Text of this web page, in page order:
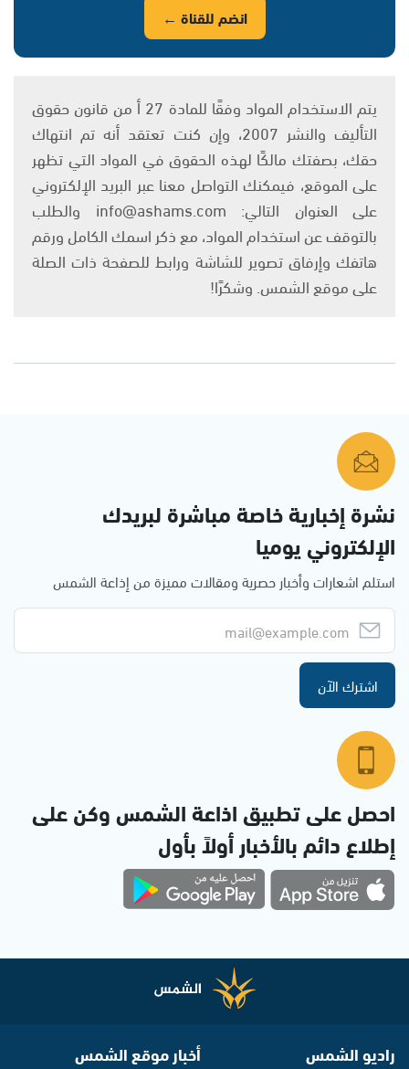
انضم للقناة ←
يتم الاستخدام المواد وفقًا للمادة 27 أ من قانون حقوق
التأليف والنشر 2007، وإن كنت تعتقد أنه تم انتهاك
حقك، بصفتك مالكًا لهذه الحقوق في المواد التي تظهر
على الموقع، فيمكنك التواصل معنا عبر البريد الإلكتروني
على العنوان التالي: info@ashams.com والطلب
بالتوقف عن استخدام المواد، مع ذكر اسمك الكامل ورقم
هاتفك وإرفاق تصوير للشاشة ورابط للصفحة ذات الصلة
على موقع الشمس. وشكرًا!
نشرة إخبارية خاصة مباشرة لبريدك
الإلكتروني يوميا
استلم اشعارات وأخبار حصرية ومقالات مميزة من إذاعة الشمس
اشترك الآن
احصل على تطبيق اذاعة الشمس وكن على
إطلاع دائم بالأخبار أولاً بأول
راديو الشمس أخبار موقع الشمس